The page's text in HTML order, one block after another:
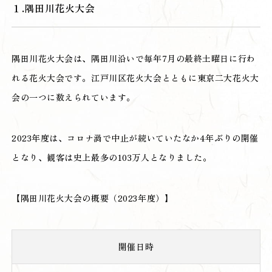
１.隅田川花火大会
隅田川花火大会は、隅田川沿いで毎年7月の最終土曜日に行わ
れる花火大会です。江戸川区花火大会とともに東京二大花火大
会の一つに数えられています。
2023年度は、コロナ渦で中止が続いていたなか4年ぶりの開催
となり、観客は史上最多の103万人となりました。
【隅田川花火大会の概要（2023年度）】
開催日時